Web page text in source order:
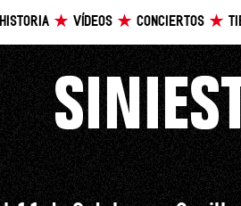
HISTORIA VÍDEOS CONCIERTOS